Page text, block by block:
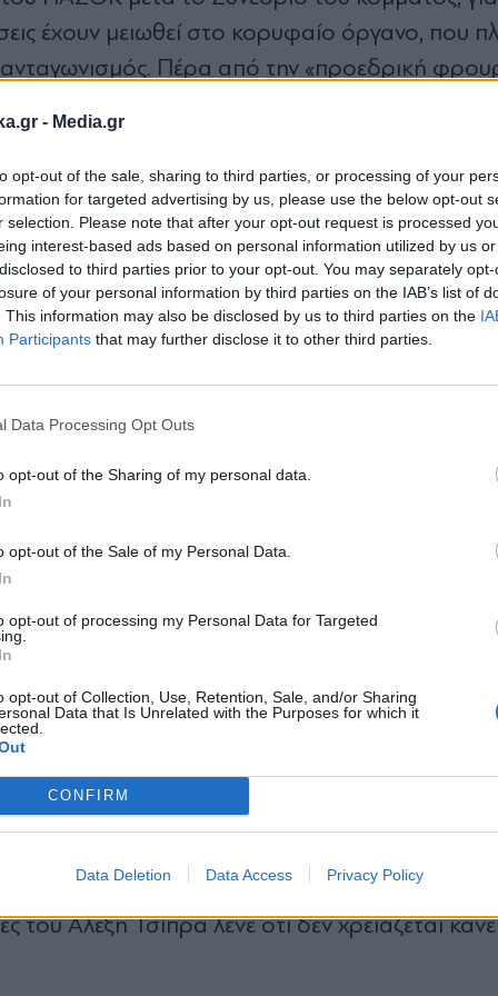
- Media.gr
opt-out of the sale, sharing to third parties, or processing of your
for targeted advertising by us, please use the below opt-out
selection. Please note that after your opt-out request is processed
interest-based ads based on personal information utilized by us
to third parties prior to your opt-out. You may separately
of your personal information by third parties on the IAB’s list of
This information may also be disclosed by us to third parties on the
Participants that may further disclose it to other third parties.
Data Processing Opt Outs
opt-out of the Sharing of my personal data.
opt-out of the Sale of my Personal Data.
opt-out of processing my Personal Data for Targeted
opt-out of Collection, Use, Retention, Sale, and/or Sharing
Data that Is Unrelated with the Purposes for which it
CONFIRM
Data Deletion Data Access Privacy Policy
έχουν µειωθεί στο κορυφαίο όργανο, που
ο ανταγωνισµός. Πέρα από την «προεδρική
των εσωκοµµατικών του αντιπάλων.
πιο αντιπροσωπευτικό όλων των τάσεων
Σε αυτή την κατεύθυνση θα προτείνει ο
του γραµµατέα που θα προτείνει: Ο Κώστας
εκπρόσωπος Τύπου.
Απ’ ό,τι φτάνει στις κεραίες µου, η Ν.∆.
το ΠΑΣΟΚ θα δει τη «βελόνα» του να κινείται
θα στραφεί στη δυνητική ψήφο για τα
ανακοινώσεις ίδρυσης και των δύο.
για τα νέα κόµµατα.
του, προανήγγειλαν τις παραιτήσεις
κόµµα Τσίπρα. Πρόκειται για τους Συµεών
Με αυτά τα δεδοµένα τα πράγµατα
του ΣΥΡΙΖΑ προς το κόµµα Τσίπρα,
του Αλέξη Τσίπρα λένε ότι δεν χρειάζεται
newsletter
Αποδέχομαι τουςόρους χρήσης